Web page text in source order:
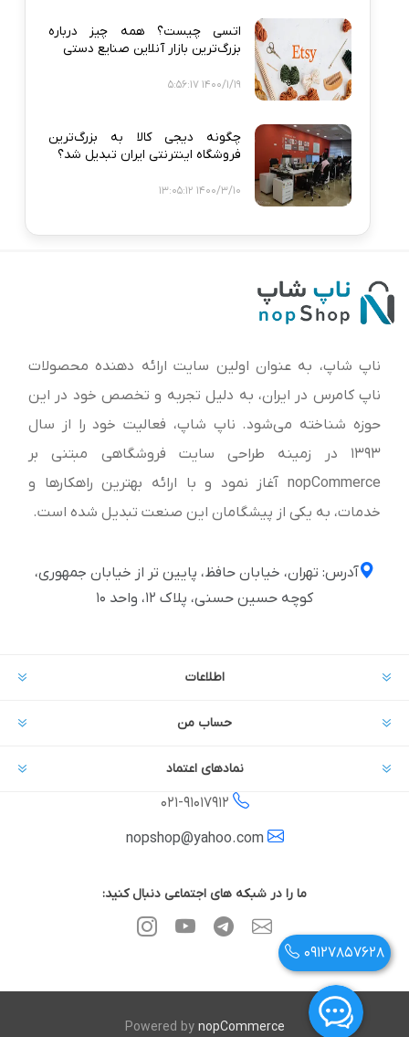
اتسی چیست؟ همه‌ چیز درباره
بزرگ‌ترین بازار آنلاین صنایع دستی
1400/1/19 5:56:17
چگونه دیجی‌ کالا به بزرگ‌ترین
فروشگاه اینترنتی ایران تبدیل شد؟
1400/3/10 13:05:12
ناپ شاپ، به عنوان اولین سایت ارائه‌ دهنده محصولات
ناپ کامرس در ایران، به دلیل تجربه و تخصص خود در این
حوزه شناخته می‌شود. ناپ شاپ، فعالیت خود را از سال
1393 در زمینه طراحی سایت فروشگاهی مبتنی بر
nopCommerce آغاز نمود و با ارائه بهترین راهکارها و
خدمات، به یکی از پیشگامان این صنعت تبدیل شده است.
آدرس: تهران، خیابان حافظ، پایین تر از خیابان جمهوری،
کوچه حسین حسنی، پلاک ۱۲، واحد ۱۰
اطلاعات
حساب من
نمادهای اعتماد
021-91017912
ما را در شبکه های اجتماعی دنبال کنید:
Powered by nopCommerce
09127857628